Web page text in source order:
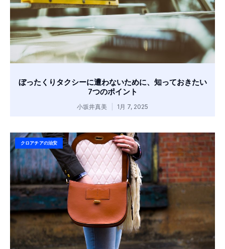
ぼったくりタクシーに遭わないために、知っておきたい
7つのポイント
小坂井真美 1月 7, 2025
クロアチアの治安